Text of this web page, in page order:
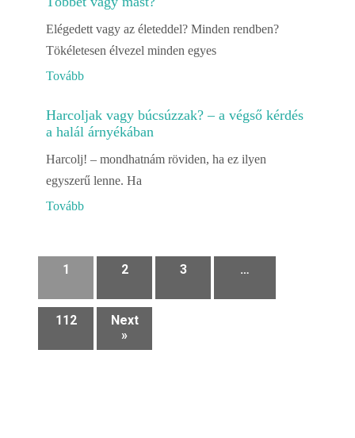
Elégedett vagy az életeddel? Minden rendben?
Tökéletesen élvezel minden egyes
Tovább
Harcoljak vagy búcsúzzak? – a végső kérdés
a halál árnyékában
Harcolj! – mondhatnám röviden, ha ez ilyen
egyszerű lenne. Ha
Tovább
1 2 3 …
112
Next
»